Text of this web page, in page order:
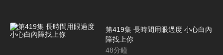
第419集 長時間用眼過度 小心白內
障找上你
48分鐘